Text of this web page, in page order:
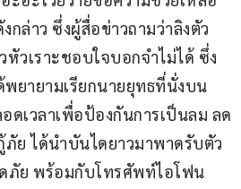
กล่าว ซึ่งผู้สื่อข่าวถามว่าลิงตัว
วเราะชอบใจบอกจำไม่ได้ ซึ่ง
พยายามเรียกนายยุทธที่นั่งบน
ดเวลาเพื่อป้องกันการเป็นลม ลด
ย ได้นำบันไดยาวมาพาดรับตัว
ภัย พร้อมกับโทรศัพท์ไอโฟน